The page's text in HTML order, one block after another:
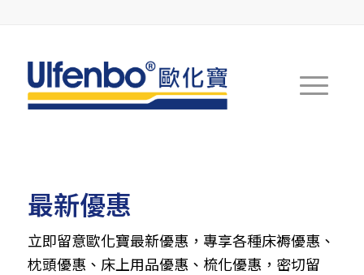
最新優惠
立即留意歐化寶最新優惠，專享各種床褥優惠、
枕頭優惠、床上用品優惠、梳化優惠，密切留